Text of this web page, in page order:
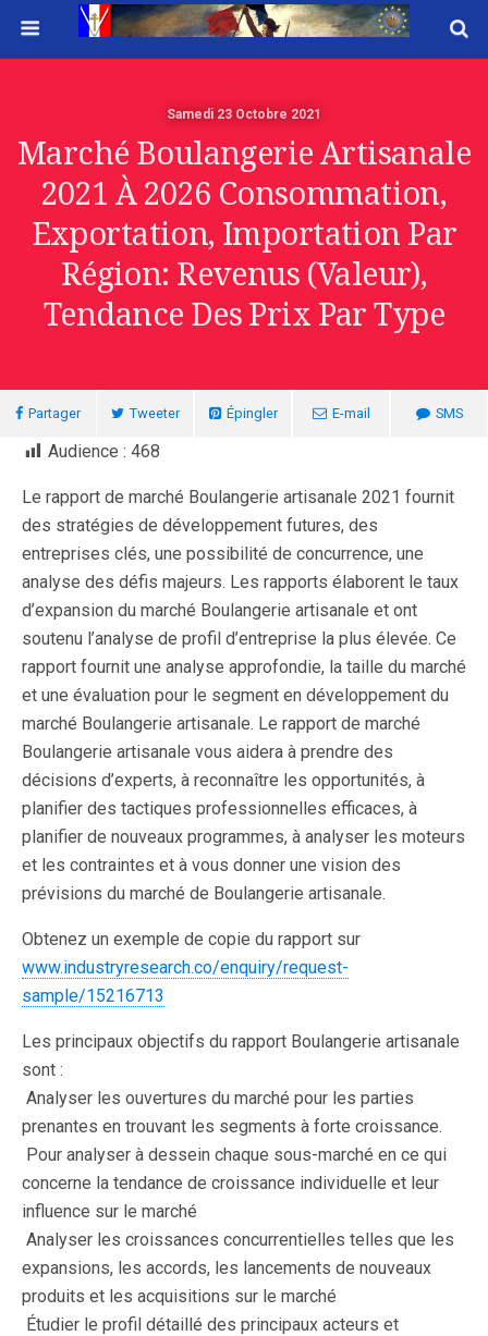
Samedi 23 Octobre 2021
Marché Boulangerie Artisanale
2021 À 2026 Consommation,
Exportation, Importation Par
Région: Revenus (valeur),
Tendance Des Prix Par Type
Partager Tweeter Épingler E-mail SMS
Audience : 468
Le rapport de marché Boulangerie artisanale 2021 fournit
des stratégies de développement futures, des
entreprises clés, une possibilité de concurrence, une
analyse des défis majeurs. Les rapports élaborent le taux
d’expansion du marché Boulangerie artisanale et ont
soutenu l’analyse de profil d’entreprise la plus élevée. Ce
rapport fournit une analyse approfondie, la taille du marché
et une évaluation pour le segment en développement du
marché Boulangerie artisanale. Le rapport de marché
Boulangerie artisanale vous aidera à prendre des
décisions d’experts, à reconnaître les opportunités, à
planifier des tactiques professionnelles efficaces, à
planifier de nouveaux programmes, à analyser les moteurs
et les contraintes et à vous donner une vision des
prévisions du marché de Boulangerie artisanale.
Obtenez un exemple de copie du rapport sur
www.industryresearch.co/enquiry/request-
sample/15216713
Les principaux objectifs du rapport Boulangerie artisanale
sont :
 Analyser les ouvertures du marché pour les parties
prenantes en trouvant les segments à forte croissance.
 Pour analyser à dessein chaque sous-marché en ce qui
concerne la tendance de croissance individuelle et leur
influence sur le marché
 Analyser les croissances concurrentielles telles que les
expansions, les accords, les lancements de nouveaux
produits et les acquisitions sur le marché
 Étudier le profil détaillé des principaux acteurs et